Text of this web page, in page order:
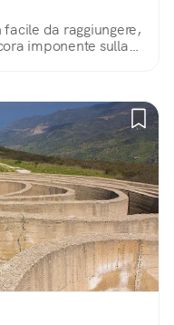
da raggiungere,
imponente sulla